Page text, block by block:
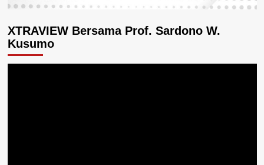
XTRAVIEW Bersama Prof. Sardono W.
Kusumo